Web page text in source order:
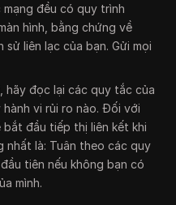
đều có quy trình
hình, bằng chứng về
liên lạc của bạn. Gửi mọi
đọc lại các quy tắc của
vi rủi ro nào. Đối với
đầu tiếp thị liên kết khi
nhất là: Tuân theo các quy
tiên nếu không bạn có
mình.